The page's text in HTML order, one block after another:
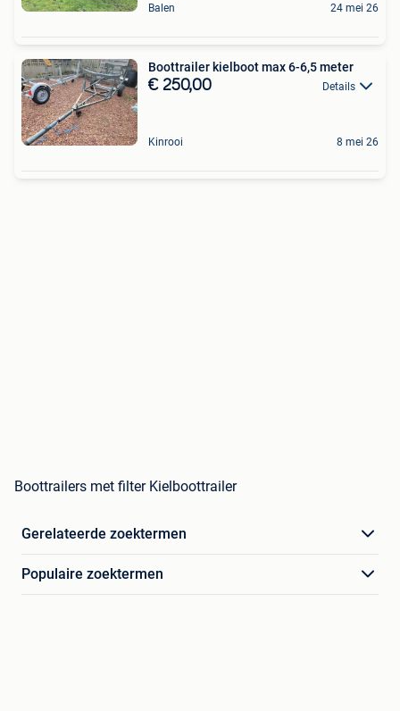
Balen 24 mei 26
Boottrailer kielboot max 6-6,5 meter
€ 250,00 Details
Kinrooi 8 mei 26
Boottrailers met filter Kielboottrailer
Gerelateerde zoektermen
Populaire zoektermen